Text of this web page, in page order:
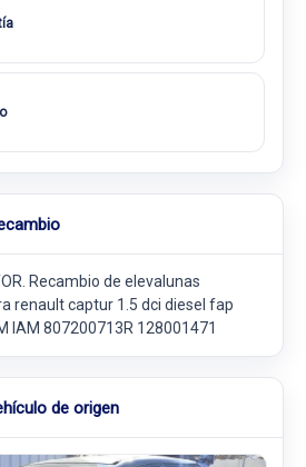
Recambio de elevalunas
renault captur 1.5 dci diesel fap
IAM 807200713R 128001471
de origen